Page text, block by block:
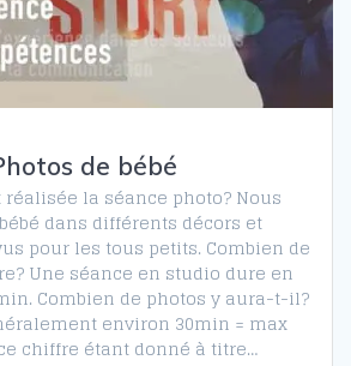
de bébé
la séance photo? Nous
dans différents décors et
pour les tous petits. Combien de
Une séance en studio dure en
Combien de photos y aura-t-il?
environ 30min = max
chiffre étant donné à titre…